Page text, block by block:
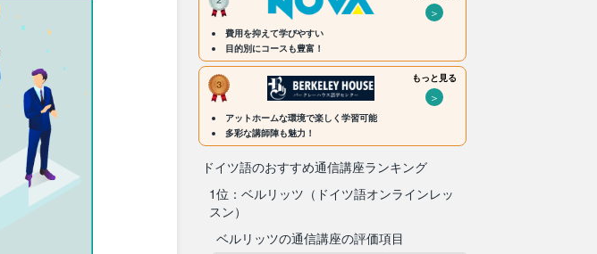
＞
費用を抑えて学びやすい
目的別にコースも豊富！
もっと見る
＞
アットホームな環境で楽しく学習可能
多彩な講師陣も魅力！
ドイツ語のおすすめ通信講座ランキング
1位：ベルリッツ（ドイツ語オンラインレッ
スン）
ベルリッツの通信講座の評価項目